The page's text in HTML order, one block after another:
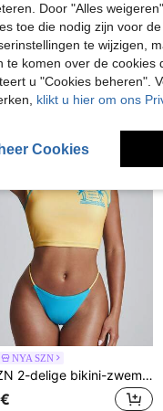
NYA SZN
NYA SZN 2-delige bikini-zwemset, korte bikini-onderbroek en mouwloze zwemtop, Lagos Victoria Island vakantiestijl
Door "Alles
toe die nodig zijn voor
te wijzigen,
te komen over de cookies
u "Cookies beheren".
klikt u hier om ons
Cookies